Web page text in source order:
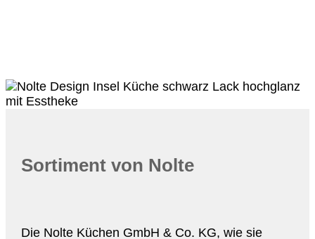
Sortiment von Nolte
Die Nolte Küchen GmbH & Co. KG, wie sie